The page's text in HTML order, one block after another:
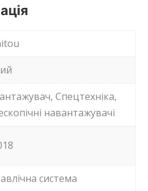
Спецтехніка,
навантажувачі
система